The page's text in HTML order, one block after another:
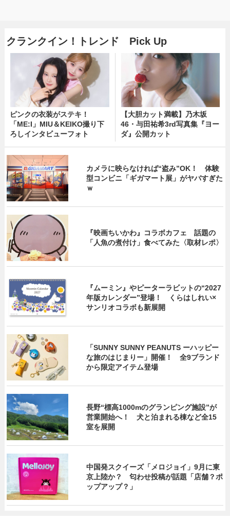
クランクイン！トレンド Pick Up
ピンクの衣装がステキ！
「ME:I」MIU＆KEIKO撮り下
ろしインタビューフォト
【大胆カット満載】乃木坂
46・与田祐希3rd写真集『ヨー
ダ』公開カット
カメラに映らなければ“盗み”OK！ 体験
型コンビニ「ギガマート展」がヤバすぎた
ｗ
『映画ちいかわ』コラボカフェ 話題の
「人魚の煮付け」食べてみた〈取材レポ〉
『ムーミン』やピーターラビットの“2027
年版カレンダー”登場！ くらはしれい×
サンリオコラボも新展開
「SUNNY SUNNY PEANUTS ーハッピー
な旅のはじまりー」開催！ 全9ブランド
から限定アイテム登場
長野“標高1000mのグランピング施設”が
営業開始へ！ 犬と泊まれる棟など全15
室を展開
中国発スクイーズ「メロジョイ」9月に東
京上陸か？ 匂わせ投稿が話題「店舗？ポ
ップアップ？」